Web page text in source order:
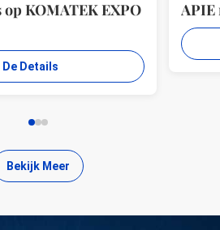
KOMATEK EXPO
De Details
APIE
Bekijk Meer